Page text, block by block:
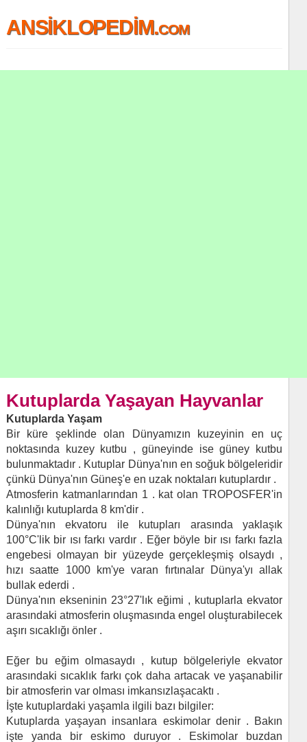
ANSİKLOPEDİM.com
Kutuplarda Yaşayan Hayvanlar
Kutuplarda Yaşam
Bir küre şeklinde olan Dünyamızın kuzeyinin en uç
noktasında kuzey kutbu , güneyinde ise güney kutbu
bulunmaktadır . Kutuplar Dünya'nın en soğuk bölgeleridir
çünkü Dünya'nın Güneş'e en uzak noktaları kutuplardır .
Atmosferin katmanlarından 1 . kat olan TROPOSFER'in
kalınlığı kutuplarda 8 km'dir .
Dünya'nın ekvatoru ile kutupları arasında yaklaşık
100°C'lik bir ısı farkı vardır . Eğer böyle bir ısı farkı fazla
engebesi olmayan bir yüzeyde gerçekleşmiş olsaydı ,
hızı saatte 1000 km'ye varan fırtınalar Dünya'yı allak
bullak ederdi .
Dünya'nın ekseninin 23°27'lık eğimi , kutuplarla ekvator
arasındaki atmosferin oluşmasında engel oluşturabilecek
aşırı sıcaklığı önler .
Eğer bu eğim olmasaydı , kutup bölgeleriyle ekvator
arasındaki sıcaklık farkı çok daha artacak ve yaşanabilir
bir atmosferin var olması imkansızlaşacaktı .
İşte kutuplardaki yaşamla ilgili bazı bilgiler:
Kutuplarda yaşayan insanlara eskimolar denir . Bakın
işte yanda bir eskimo duruyor . Eskimolar buzdan